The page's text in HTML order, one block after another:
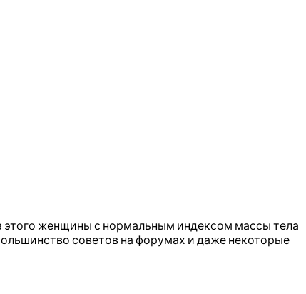
этого женщины с нормальным индексом массы тела
советов на форумах и даже некоторые